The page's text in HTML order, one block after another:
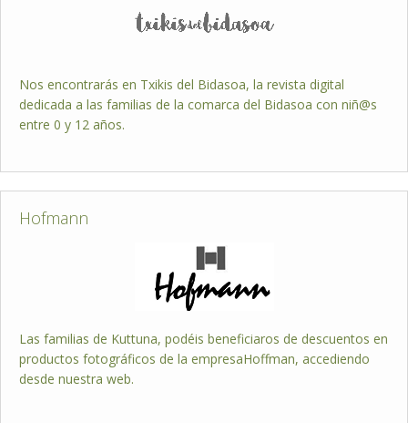
Nos encontrarás en Txikis del Bidasoa, la revista digital
dedicada a las familias de la comarca del Bidasoa con niñ@s
entre 0 y 12 años.
Hofmann
Las familias de Kuttuna, podéis beneficiaros de descuentos en
productos fotográficos de la empresaHoffman, accediendo
desde nuestra web.